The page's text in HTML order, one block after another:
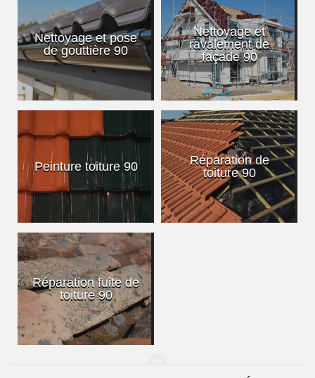
Nettoyage et pose
de gouttière 90
Nettoyage et
ravalement de
façade 90
Peinture toiture 90
Réparation de
toiture 90
Réparation fuite de
toiture 90